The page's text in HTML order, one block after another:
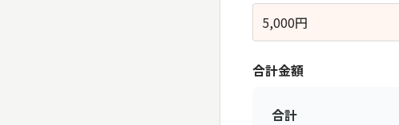
5,000円
合計金額
合計